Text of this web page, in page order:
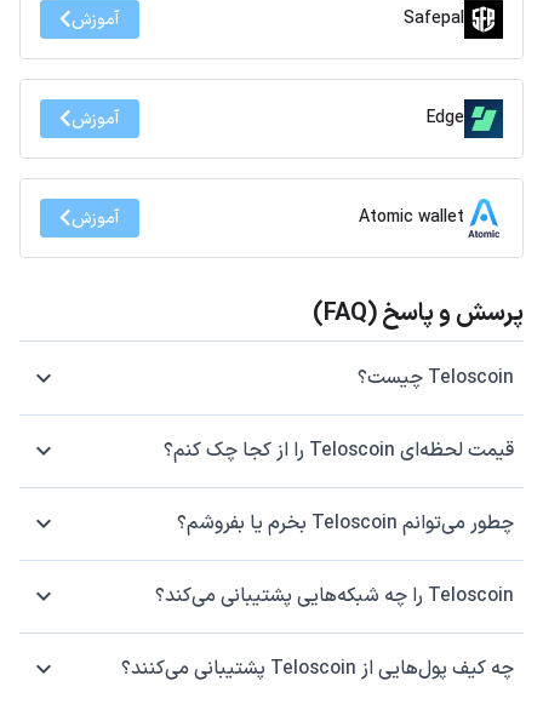
Safepal آموزش
Edge آموزش
Atomic wallet آموزش
پرسش و پاسخ (FAQ)
Teloscoin چیست؟
قیمت لحظه‌ای Teloscoin را از کجا چک کنم؟
چطور می‌توانم Teloscoin بخرم یا بفروشم؟
Teloscoin را چه شبکه‌هایی پشتیبانی می‌کند؟
چه کیف پول‌هایی از Teloscoin پشتیبانی می‌کنند؟